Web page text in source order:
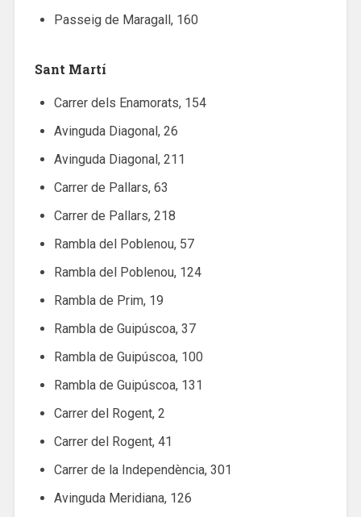
Passeig de Maragall, 160
Sant Martí
Carrer dels Enamorats, 154
Avinguda Diagonal, 26
Avinguda Diagonal, 211
Carrer de Pallars, 63
Carrer de Pallars, 218
Rambla del Poblenou, 57
Rambla del Poblenou, 124
Rambla de Prim, 19
Rambla de Guipúscoa, 37
Rambla de Guipúscoa, 100
Rambla de Guipúscoa, 131
Carrer del Rogent, 2
Carrer del Rogent, 41
Carrer de la Independència, 301
Avinguda Meridiana, 126